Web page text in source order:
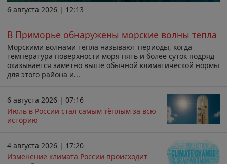
6 августа 2026 | 12:13
В Приморье обнаружены морские волны тепла
Морскими волнами тепла называют периоды, когда
температура поверхности моря пять и более суток подряд
оказывается заметно выше обычной климатической нормы
для этого района и...
6 августа 2026 | 07:16
Июль в России стал самым тёплым за всю
историю
4 августа 2026 | 17:20
Изменение климата России происходит